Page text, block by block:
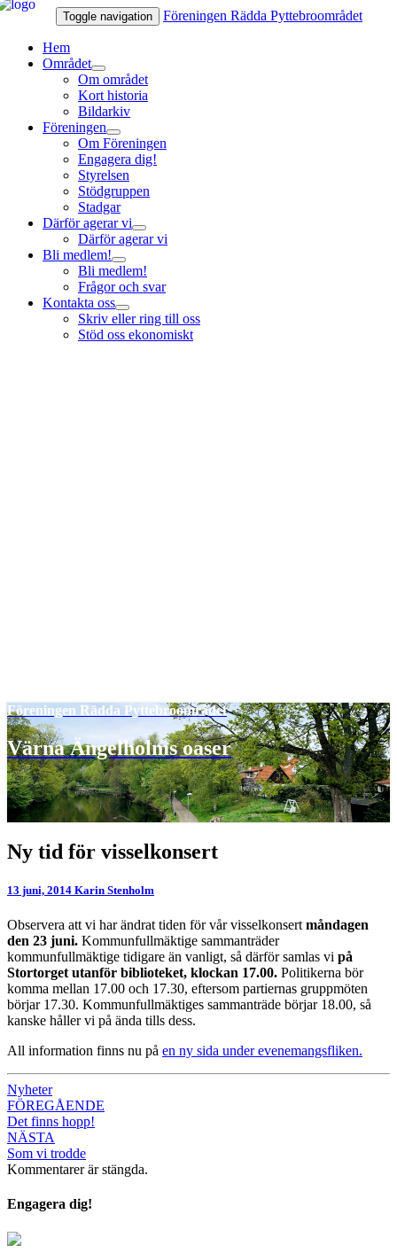
Toggle navigation Föreningen Rädda Pyttebroområdet
Hem
Området
expandera
undermeny
Om området
Kort historia
Bildarkiv
Föreningen
expandera
undermeny
Om Föreningen
Engagera dig!
Styrelsen
Stödgruppen
Stadgar
Därför agerar vi
expandera
undermeny
Därför agerar vi
Bli medlem!
expandera
undermeny
Bli medlem!
Frågor och svar
Kontakta oss
expandera
undermeny
Skriv eller ring till oss
Stöd oss ekonomiskt
Föreningen Rädda Pyttebroområdet
Värna Ängelholms oaser
Ny
tid
visselkonsert
Ny tid för visselkonsert
13 juni, 2014 Karin Stenholm
Observera att vi har ändrat tiden för vår visselkonsert måndagen
den 23 juni. Kommunfullmäktige sammanträder
kommunfullmäktige tidigare än vanligt, så därför samlas vi på
Stortorget utanför biblioteket, klockan 17.00. Politikerna bör
komma mellan 17.00 och 17.30, eftersom partiernas gruppmöten
börjar 17.30. Kommunfullmäktiges sammanträde börjar 18.00, så
kanske håller vi på ända tills dess.
All information finns nu på en ny sida under evenemangsfliken.
Nyheter
Inläggsnavigering
FÖREGÅENDE
Det finns hopp!
NÄSTA
Som vi trodde
Kommentarer är stängda.
Engagera dig!